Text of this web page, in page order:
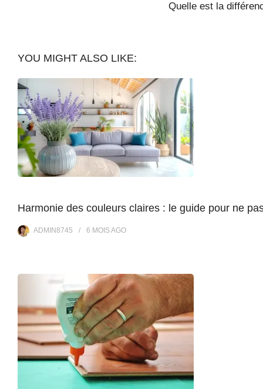
Quelle est la
YOU MIGHT ALSO LIKE:
Harmonie des couleurs claires : le guide pour ne
ADMIN8745 6 MOISAGO